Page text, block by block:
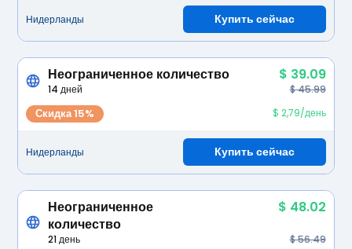
Нидерланды Купить сейчас
Неограниченное количество $ 39.09
14 дней $ 45.99
Скидка 15% $ 2,79/день
Нидерланды Купить сейчас
Неограниченное
количество
$ 48.02
21 день $ 56.49